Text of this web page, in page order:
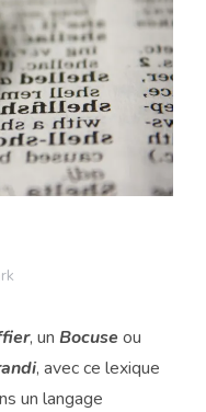
, un Bocuse ou
, avec ce lexique
un langage